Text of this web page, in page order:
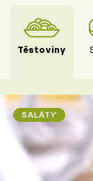
Těstoviny
SALÁTY